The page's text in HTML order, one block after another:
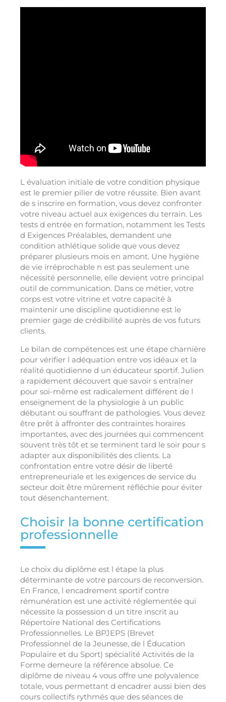
L évaluation initiale de votre condition physique
est le premier pilier de votre réussite. Bien avant
de s inscrire en formation, vous devez confronter
votre niveau actuel aux exigences du terrain. Les
tests d entrée en formation, notamment les Tests
d Exigences Préalables, demandent une
condition athlétique solide que vous devez
préparer plusieurs mois en amont. Une hygiène
de vie irréprochable n est pas seulement une
nécessité personnelle, elle devient votre principal
outil de communication. Dans ce métier, votre
corps est votre vitrine et votre capacité à
maintenir une discipline quotidienne est le
premier gage de crédibilité auprès de vos futurs
clients.
Le bilan de compétences est une étape charnière
pour vérifier l adéquation entre vos idéaux et la
réalité quotidienne d un éducateur sportif. Julien
a rapidement découvert que savoir s entraîner
pour soi-même est radicalement différent de l
enseignement de la physiologie à un public
débutant ou souffrant de pathologies. Vous devez
être prêt à affronter des contraintes horaires
importantes, avec des journées qui commencent
souvent très tôt et se terminent tard le soir pour s
adapter aux disponibilités des clients. La
confrontation entre votre désir de liberté
entrepreneuriale et les exigences de service du
secteur doit être mûrement réfléchie pour éviter
tout désenchantement.
Choisir la bonne certification
professionnelle
Le choix du diplôme est l étape la plus
déterminante de votre parcours de reconversion.
En France, l encadrement sportif contre
rémunération est une activité réglementée qui
nécessite la possession d un titre inscrit au
Répertoire National des Certifications
Professionnelles. Le BPJEPS (Brevet
Professionnel de la Jeunesse, de l Éducation
Populaire et du Sport) spécialité Activités de la
Forme demeure la référence absolue. Ce
diplôme de niveau 4 vous offre une polyvalence
totale, vous permettant d encadrer aussi bien des
cours collectifs rythmés que des séances de